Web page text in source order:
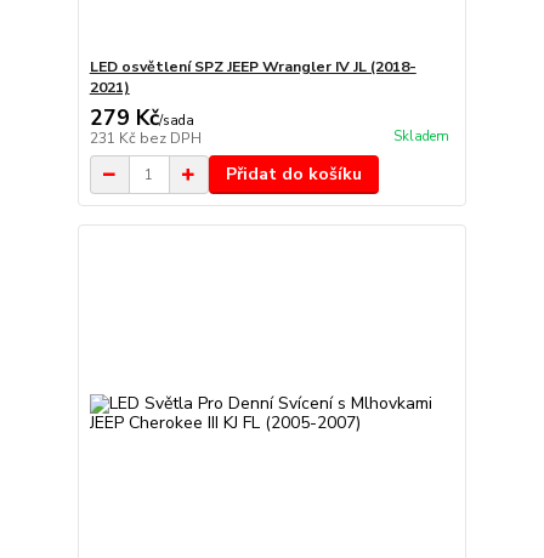
LED osvětlení SPZ JEEP Wrangler IV JL (2018-
2021)
279 Kč/sada
231 Kč bez DPH Skladem
Přidat do košíku